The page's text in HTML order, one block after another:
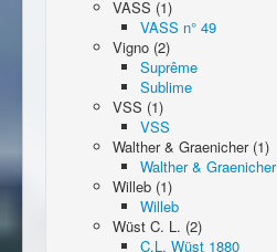
VASS (1)
VASS n° 49
Vigno (2)
Suprême
Sublime
VSS (1)
VSS
Walther & Graenicher (1)
Walther & Graenicher
Willeb (1)
Willeb
Wüst C. L. (2)
C.L. Wüst 1880